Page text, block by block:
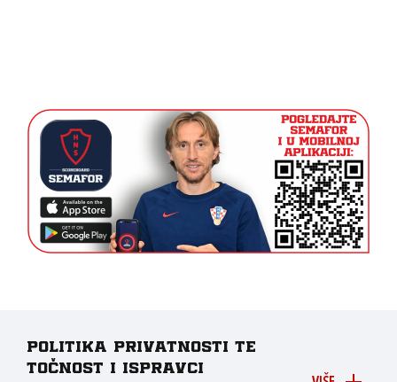
Politika privatnosti te
točnost i ispravci